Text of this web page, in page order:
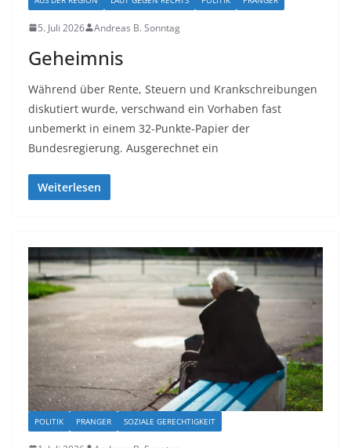
5. Juli 2026 Andreas B. Sonntag
Geheimnis
Während über Rente, Steuern und Krankschreibungen
diskutiert wurde, verschwand ein Vorhaben fast
unbemerkt in einem 32-Punkte-Papier der
Bundesregierung. Ausgerechnet ein
Weiterlesen
POLITIK PRANGER SOZIALE GERECHTIGKEIT